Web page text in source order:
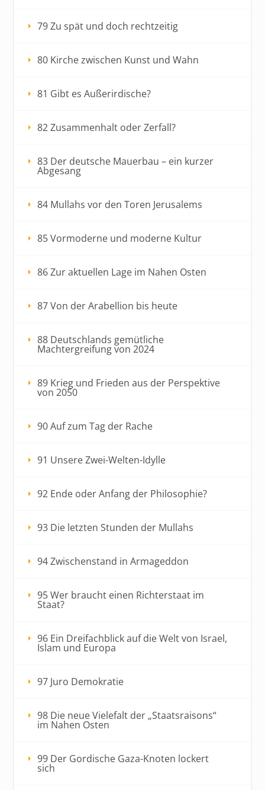
79 Zu spät und doch rechtzeitig
80 Kirche zwischen Kunst und Wahn
81 Gibt es Außerirdische?
82 Zusammenhalt oder Zerfall?
83 Der deutsche Mauerbau – ein kurzer
Abgesang
84 Mullahs vor den Toren Jerusalems
85 Vormoderne und moderne Kultur
86 Zur aktuellen Lage im Nahen Osten
87 Von der Arabellion bis heute
88 Deutschlands gemütliche
Machtergreifung von 2024
89 Krieg und Frieden aus der Perspektive
von 2050
90 Auf zum Tag der Rache
91 Unsere Zwei-Welten-Idylle
92 Ende oder Anfang der Philosophie?
93 Die letzten Stunden der Mullahs
94 Zwischenstand in Armageddon
95 Wer braucht einen Richterstaat im
Staat?
96 Ein Dreifachblick auf die Welt von Israel,
Islam und Europa
97 Juro Demokratie
98 Die neue Vielefalt der „Staatsraisons“
im Nahen Osten
99 Der Gordische Gaza-Knoten lockert
sich